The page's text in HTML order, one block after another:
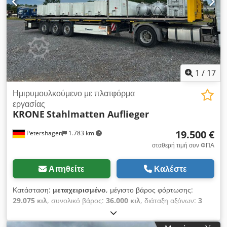
υπερβολικό πλάτος * 385/65 R22,5 * Στήριγμα για εφεδρικό
ελαστικό Για περισσότερες πληροφορίες, μη διστάσετε να
επικοινωνήσετε μαζί μας.
1 / 17
Petershagen 1.783 km
Ημιρυμουλκούμενο με πλατφόρμα
εργασίας
KRONE Stahlmatten Auflieger
19.500 €
σταθερή τιμή συν ΦΠΑ
Αιτηθείτε Καλέστε
Κατάσταση: μεταχειρισμένο, μέγιστο βάρος φόρτωσης:
29.075 κιλ, συνολικό βάρος: 36.000 κιλ, διάταξη αξόνων: 3
07/2019
έλεγχος (TÜV):04/2026, συνολικό μήκος:13.820 χιλ.,